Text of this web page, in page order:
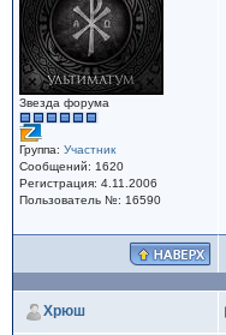
Звезда форума
Группа: Участник
Сообщений: 1620
Регистрация: 4.11.2006
Пользователь №: 16590
Хрюш